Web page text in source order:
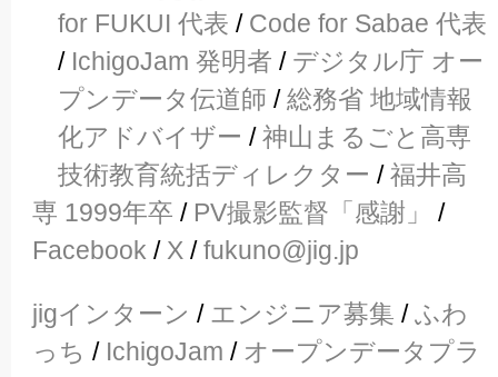
for FUKUI 代表 / Code for Sabae 代表
/ IchigoJam 発明者 / デジタル庁 オー
プンデータ伝道師 /総務省 地域情報
化アドバイザー /神山まるごと高専
技術教育統括ディレクター /福井高
専 1999年卒 / PV撮影監督「感謝」
/
Facebook / X /fukuno@jig.jp
jigインターン / エンジニア募集 /ふわ
っち / IchigoJam / オープンデータプラ